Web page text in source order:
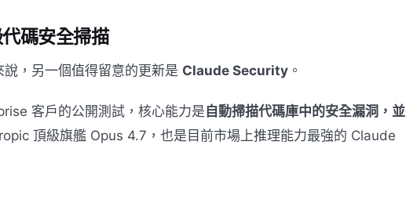
碼安全掃描
，另一個值得留意的更新是 Claude Security 。
客戶的公開測試，核心能力是 自動掃描代碼庫中的安全漏洞，並
頂級旗艦 Opus 4.7，也是目前市場上推理能力最強的 Claude